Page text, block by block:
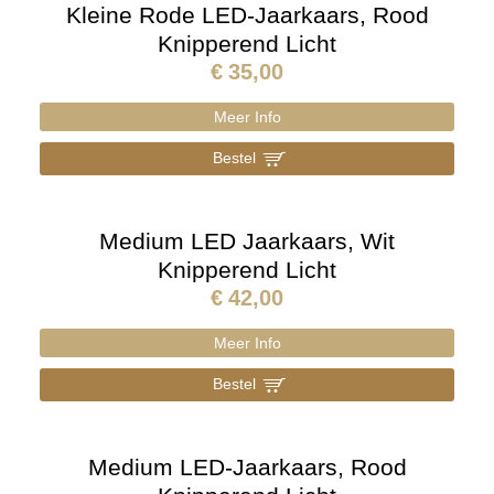
Kleine Rode LED-Jaarkaars, Rood
Knipperend Licht
€ 35,00
Meer Info
Bestel ]
Medium LED Jaarkaars, Wit
Knipperend Licht
€ 42,00
Meer Info
Bestel ]
Medium LED-Jaarkaars, Rood